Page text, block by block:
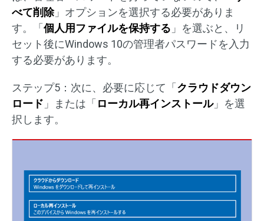
べて削除」オプションを選択する必要がありま
す。「 個人用ファイルを保持する 」を選ぶと、リ
セット後にWindows 10の管理者パスワードを入力
する必要があります。
ステップ5：次に、必要に応じて「 クラウドダウン
ロード 」または「 ローカル再インストール」を選
択します。